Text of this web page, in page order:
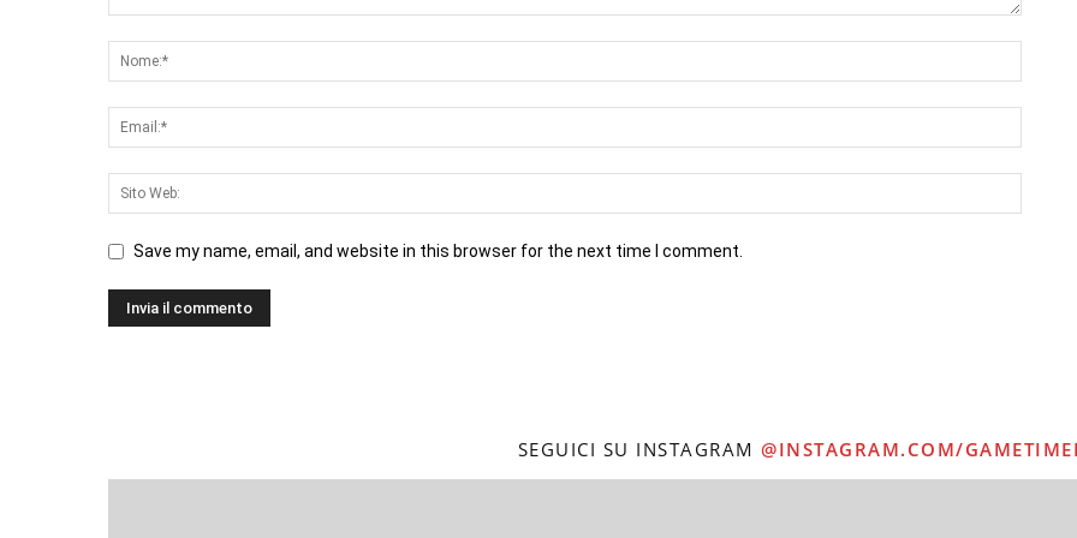
Save my name, email, and website in this browser for the next time I comment.
SEGUICI SU INSTAGRAM @INSTAGRAM.COM/